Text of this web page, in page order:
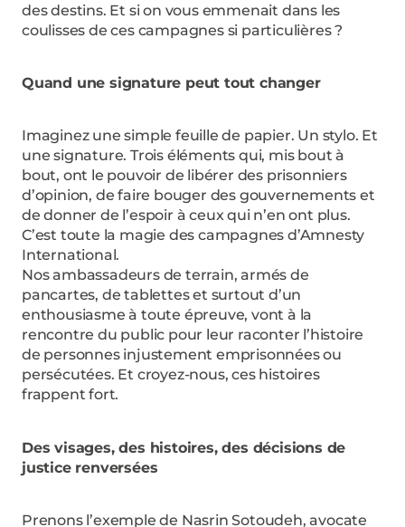
des destins. Et si on vous emmenait dans les
coulisses de ces campagnes si particulières ?
Quand une signature peut tout changer
Imaginez une simple feuille de papier. Un stylo. Et
une signature. Trois éléments qui, mis bout à
bout, ont le pouvoir de libérer des prisonniers
d’opinion, de faire bouger des gouvernements et
de donner de l’espoir à ceux qui n’en ont plus.
C’est toute la magie des campagnes d’Amnesty
International.
Nos ambassadeurs de terrain, armés de
pancartes, de tablettes et surtout d’un
enthousiasme à toute épreuve, vont à la
rencontre du public pour leur raconter l’histoire
de personnes injustement emprisonnées ou
persécutées. Et croyez-nous, ces histoires
frappent fort.
Des visages, des histoires, des décisions de
justice renversées
Prenons l’exemple de Nasrin Sotoudeh, avocate